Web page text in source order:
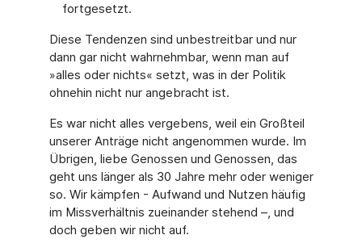
fortgesetzt.
Diese Tendenzen sind unbestreitbar und nur
dann gar nicht wahrnehmbar, wenn man auf
»alles oder nichts« setzt, was in der Politik
ohnehin nicht nur angebracht ist.
Es war nicht alles vergebens, weil ein Großteil
unserer Anträge nicht angenommen wurde. Im
Übrigen, liebe Genossen und Genossen, das
geht uns länger als 30 Jahre mehr oder weniger
so. Wir kämpfen - Aufwand und Nutzen häufig
im Missverhältnis zueinander stehend –, und
doch geben wir nicht auf.